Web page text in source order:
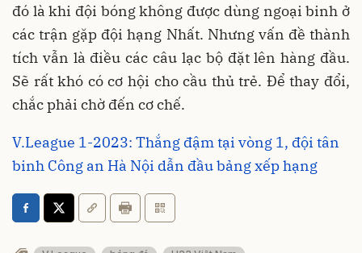
đó là khi đội bóng không được dùng ngoại binh ở
các trận gặp đội hạng Nhất. Nhưng vấn đề thành
tích vẫn là điều các câu lạc bộ đặt lên hàng đầu.
Sẽ rất khó có cơ hội cho cầu thủ trẻ. Để thay đổi,
chắc phải chờ đến cơ chế.
V.League 1-2023: Thắng đậm tại vòng 1, đội tân
binh Công an Hà Nội dẫn đầu bảng xếp hạng